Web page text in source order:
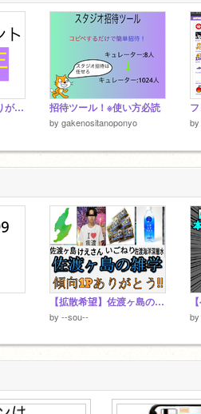
アカウント一周年ありがとう！ 招待ツール！※使い方必読
by gakenositanoponyo by
【拡散希望】佐渡ヶ島の雑学
by --sou-- by